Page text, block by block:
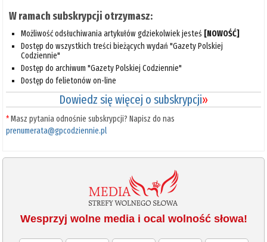
W ramach subskrypcji otrzymasz:
Możliwość odsłuchiwania artykułów gdziekolwiek jesteś [NOWOŚĆ]
Dostęp do wszystkich treści bieżących wydań "Gazety Polskiej
Codziennie"
Dostęp do archiwum "Gazety Polskiej Codziennie"
Dostęp do felietonów on-line
Dowiedz się więcej o subskrypcji»
*Masz pytania odnośnie subskrypcji? Napisz do nas
prenumerata@gpcodziennie.pl
Wesprzyj wolne media i ocal wolność słowa!